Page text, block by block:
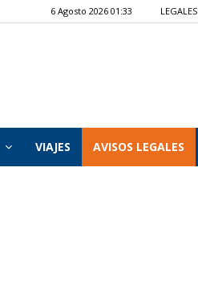
6 Agosto 2026 01:33 LEGALES
VIAJES AVISOS LEGALES